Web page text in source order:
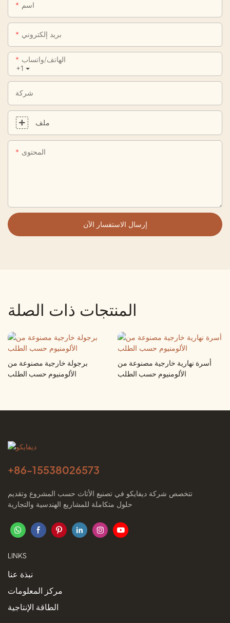
اسم
بريد إلكتروني
+1
الهاتف/واتساب
شركة
ملف
المحتوى
إرسال الاستفسار الآن
المنتجات ذات الصلة
برجولة خارجية مصنوعة من
الألومنيوم حسب الطلب
أسرة نهارية خارجية مصنوعة من
الألومنيوم حسب الطلب
+86-15538026573
تتخصص شركة ديفايكو في تصنيع الأثاث حسب المشروع وتقديم
حلول متكاملة للمشاريع الهندسية والتجارية
LINKS
نبذة عنا
مركز المعلومات
الطاقة الإنتاجية